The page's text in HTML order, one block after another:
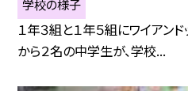
学校の様子
１年３組と１年５組にワイアン
から２名の中学生が、学校...